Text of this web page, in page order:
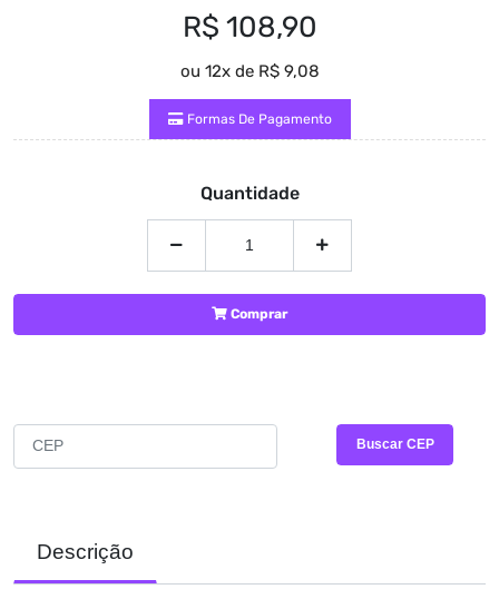
R$ 108,90
ou 12x de R$ 9,08
Formas De Pagamento
Quantidade
Comprar
Buscar CEP
Descrição